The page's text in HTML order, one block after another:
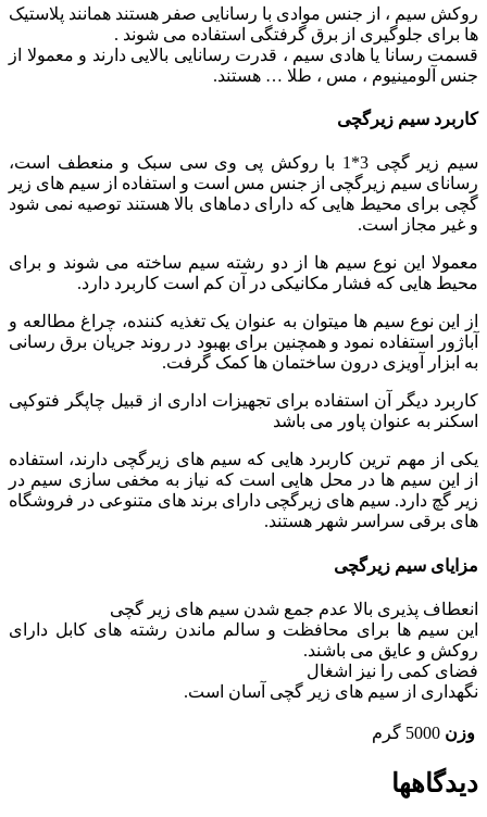
روکش سیم ، از جنس موادی با رسانایی صفر هستند همانند پلاستیک
ها برای جلوگیری از برق گرفتگی استفاده می شوند .
قسمت رسانا یا هادی سیم ، قدرت رسانایی بالایی دارند و معمولا از
جنس آلومینیوم ، مس ، طلا … هستند.
کاربرد سیم زیرگچی
سیم زیر گچی 3*1 با روکش پی وی سی سبک و منعطف است،
رسانای سیم زیرگچی از جنس مس است و استفاده از سیم های زیر
گچی برای محیط هایی که دارای دماهای بالا هستند توصیه نمی شود
و غیر مجاز است.
معمولا این نوع سیم ها از دو رشته سیم ساخته می شوند و برای
محیط هایی که فشار مکانیکی در آن کم است کاربرد دارد.
از این نوع سیم ها میتوان به عنوان یک تغذیه کننده، چراغ مطالعه و
آباژور استفاده نمود و همچنین برای بهبود در روند جریان برق رسانی
به ابزار آویزی درون ساختمان ها کمک گرفت.
کاربرد دیگر آن استفاده برای تجهیزات اداری از قبیل چاپگر فتوکپی
اسکنر به عنوان پاور می باشد
یکی از مهم ترین کاربرد هایی که سیم های زیرگچی دارند، استفاده
از این سیم ها در محل هایی است که نیاز به مخفی سازی سیم در
زیر گچ دارد. سیم های زیرگچی دارای برند های متنوعی در فروشگاه
های برقی سراسر شهر هستند.
مزایای سیم زیرگچی
انعطاف پذیری بالا عدم جمع شدن سیم های زیر گچی
این سیم ها برای محافظت و سالم ماندن رشته های کابل دارای
روکش و عایق می باشند.
فضای کمی را نیز اشغال
نگهداری از سیم های زیر گچی آسان است.
وزن 5000 گرم
دیدگاهها